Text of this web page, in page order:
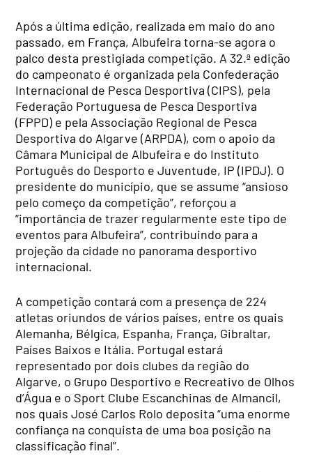
Após a última edição, realizada em maio do ano
passado, em França, Albufeira torna-se agora o
palco desta prestigiada competição. A 32.ª edição
do campeonato é organizada pela Confederação
Internacional de Pesca Desportiva (CIPS), pela
Federação Portuguesa de Pesca Desportiva
(FPPD) e pela Associação Regional de Pesca
Desportiva do Algarve (ARPDA), com o apoio da
Câmara Municipal de Albufeira e do Instituto
Português do Desporto e Juventude, IP (IPDJ). O
presidente do município, que se assume “ansioso
pelo começo da competição”, reforçou a
“importância de trazer regularmente este tipo de
eventos para Albufeira”, contribuindo para a
projeção da cidade no panorama desportivo
internacional.
A competição contará com a presença de 224
atletas oriundos de vários países, entre os quais
Alemanha, Bélgica, Espanha, França, Gibraltar,
Países Baixos e Itália. Portugal estará
representado por dois clubes da região do
Algarve, o Grupo Desportivo e Recreativo de Olhos
d’Água e o Sport Clube Escanchinas de Almancil,
nos quais José Carlos Rolo deposita “uma enorme
confiança na conquista de uma boa posição na
classificação final”.